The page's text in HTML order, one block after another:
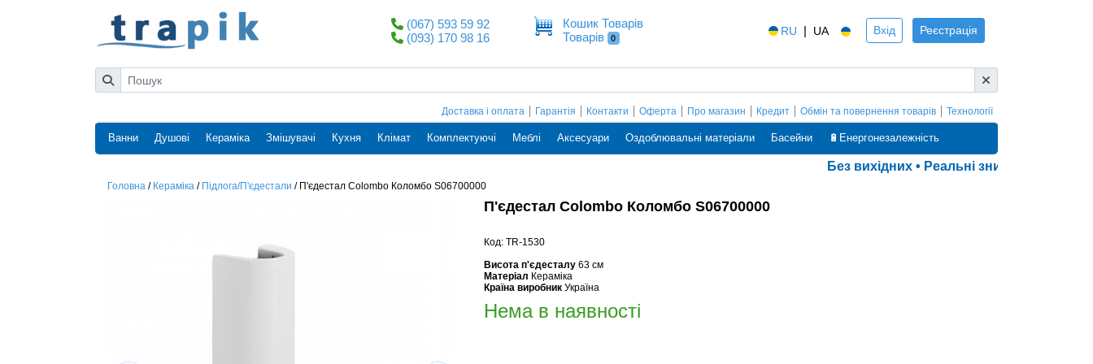
(067) 593 59 92
(093) 170 98 16
Кошик Товарів
Товарів
0
RU | UA Вхід Реєстрація
Доставка і оплата Гарантія Контакти Оферта Про магазин Кредит Обмін та повернення товарів Технології
Ванни Душові Кераміка Змішувачі Кухня Клімат Комплектуючі Меблі Аксесуари Оздоблювальні матеріали Басейни 🔋Енергонезалежність
Без вихідних • Реальні знижки • Оплата
Головна / Кераміка / Підлога/П'єдестали / П'єдестал Colombo Коломбо S06700000
П'єдестал Colombo Коломбо S06700000
Код: TR-1530
Висота п'єдесталу 63 см
Матеріал Кераміка
Країна виробник Україна
Нема в наявності